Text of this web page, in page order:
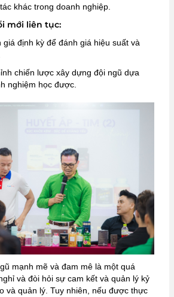
khác trong doanh nghiệp.
mới liên tục:
định kỳ để đánh giá hiệu suất và
chiến lược xây dựng đội ngũ dựa
nghiệm học được.
mạnh mẽ và đam mê là một quá
và đòi hỏi sự cam kết và quản lý kỷ
và quản lý. Tuy nhiên, nếu được thực